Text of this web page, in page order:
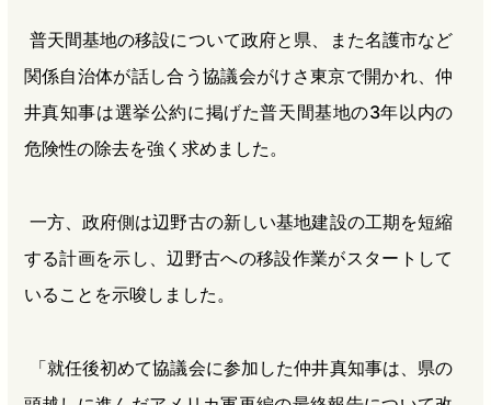
普天間基地の移設について政府と県、また名護市など
関係自治体が話し合う協議会がけさ東京で開かれ、仲
井真知事は選挙公約に掲げた普天間基地の3年以内の
危険性の除去を強く求めました。
一方、政府側は辺野古の新しい基地建設の工期を短縮
する計画を示し、辺野古への移設作業がスタートして
いることを示唆しました。
「就任後初めて協議会に参加した仲井真知事は、県の